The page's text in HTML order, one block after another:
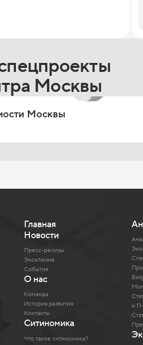
Москвы
Москвы
Главная
Новости
Пресс-релизы
Эксклюзив
События
О нас
Команда
История развития
Контакты
Ситиномика
Что такое ситиномика?
и